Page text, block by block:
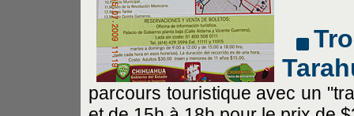
parcours touristique avec un